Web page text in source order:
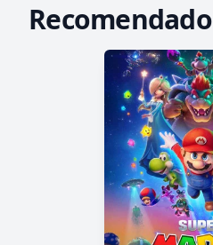
Recomendado